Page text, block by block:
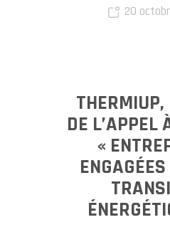
20
DE L’APPEL
«